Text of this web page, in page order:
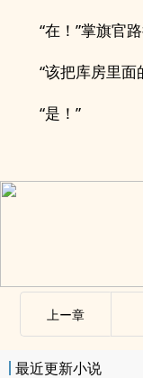
“在！”掌旗官
“该把库房里
“是！”
上ー章
最近更新小说